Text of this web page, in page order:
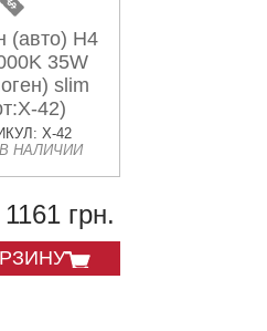
(авто) H4
35W
slim
42)
X-42
НАЛИЧИИ
1161 грн.